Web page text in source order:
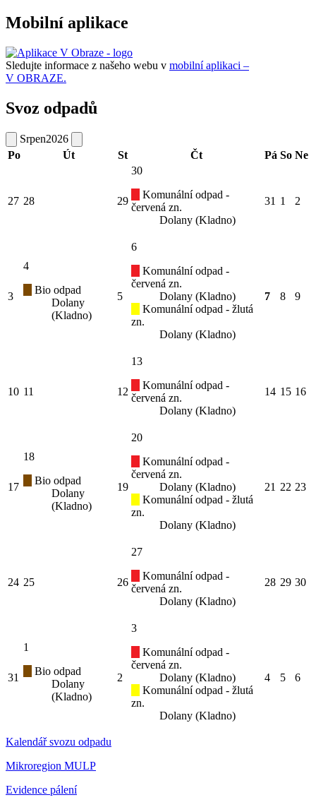
Mobilní aplikace
Sledujte informace z našeho webu v mobilní aplikaci –
V OBRAZE.
Svoz odpadů
Srpen2026
Po
Út St Čt Pá So Ne
27 28 29
30
Komunální odpad -
červená zn.
Dolany (Kladno)
31 1 2
3
4
Bio odpad
Dolany
(Kladno)
5
6
Komunální odpad -
červená zn.
Dolany (Kladno)
Komunální odpad - žlutá
zn.
Dolany (Kladno)
7 8 9
10 11 12
13
Komunální odpad -
červená zn.
Dolany (Kladno)
14 15 16
17
18
Bio odpad
Dolany
(Kladno)
19
20
Komunální odpad -
červená zn.
Dolany (Kladno)
Komunální odpad - žlutá
zn.
Dolany (Kladno)
21 22 23
24 25 26
27
Komunální odpad -
červená zn.
Dolany (Kladno)
28 29 30
31
1
Bio odpad
Dolany
(Kladno)
2
3
Komunální odpad -
červená zn.
Dolany (Kladno)
Komunální odpad - žlutá
zn.
Dolany (Kladno)
4 5 6
Kalendář svozu odpadu
Mikroregion MULP
Evidence pálení